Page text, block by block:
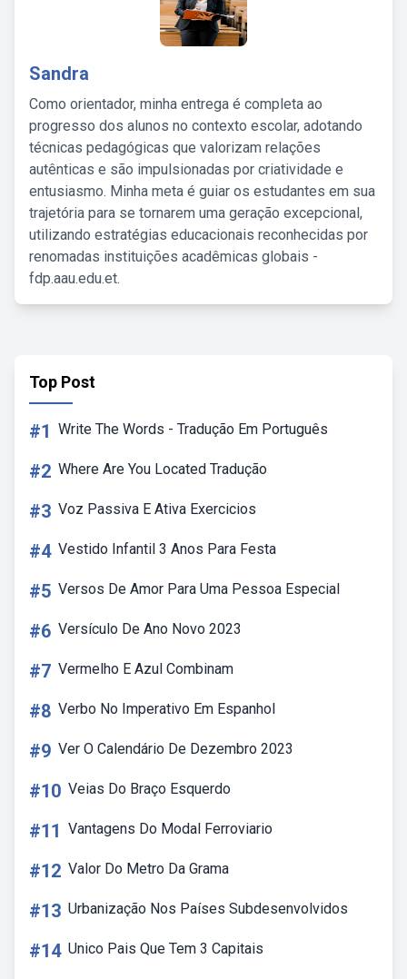
Sandra
Como orientador, minha entrega é completa ao
progresso dos alunos no contexto escolar, adotando
técnicas pedagógicas que valorizam relações
autênticas e são impulsionadas por criatividade e
entusiasmo. Minha meta é guiar os estudantes em sua
trajetória para se tornarem uma geração excepcional,
utilizando estratégias educacionais reconhecidas por
renomadas instituições acadêmicas globais -
fdp.aau.edu.et.
Top Post
#1 Write The Words - Tradução Em Português
#2 Where Are You Located Tradução
#3 Voz Passiva E Ativa Exercicios
#4 Vestido Infantil 3 Anos Para Festa
#5 Versos De Amor Para Uma Pessoa Especial
#6 Versículo De Ano Novo 2023
#7 Vermelho E Azul Combinam
#8 Verbo No Imperativo Em Espanhol
#9 Ver O Calendário De Dezembro 2023
#10 Veias Do Braço Esquerdo
#11 Vantagens Do Modal Ferroviario
#12 Valor Do Metro Da Grama
#13 Urbanização Nos Países Subdesenvolvidos
#14 Unico Pais Que Tem 3 Capitais